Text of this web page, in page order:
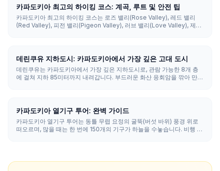
카파도키아 최고의 하이킹 코스: 계곡, 루트 및 안전 팁
카파도키아 최고의 하이킹 코스는 로즈 밸리(Rose Valley), 레드 밸리
(Red Valley), 피전 밸리(Pigeon Valley), 러브 밸리(Love Valley), 제미
라라로 시작하는 것이 좋습니다.
데린쿠유 지하도시: 카파도키아에서 가장 깊은 고대 도시
데린쿠유는 카파도키아에서 가장 깊은 지하도시로, 관람 가능한 8개 층
에 걸쳐 지하 85미터까지 내려갑니다. 부드러운 화산 응회암을 깎아 만든
카파도키아 열기구 투어: 완벽 가이드
카파도키아 열기구 투어는 동틀 무렵 요정의 굴뚝(버섯 바위) 풍경 위로
떠오르며, 많을 때는 한 번에 150개의 기구가 하늘을 수놓습니다. 비행 시